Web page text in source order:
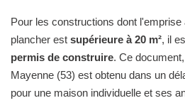
Pour les constructions dont
plancher est supérieure à 20 m², il
permis de construire. Ce
Mayenne (53) est obtenu dans un
pour une maison individuelle et ses